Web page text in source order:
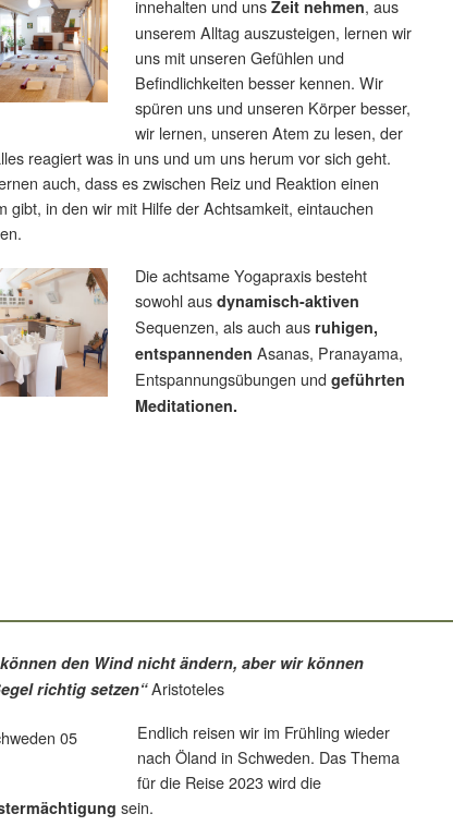
innehalten und uns Zeit nehmen, aus
unserem Alltag auszusteigen, lernen wir
uns mit unseren Gefühlen und
Befindlichkeiten besser kennen. Wir
spüren uns und unseren Körper besser,
wir lernen, unseren Atem zu lesen, der
reagiert was in uns und um uns herum vor sich geht.
auch, dass es zwischen Reiz und Reaktion einen
gibt, in den wir mit Hilfe der Achtsamkeit, eintauchen
Die achtsame Yogapraxis besteht
sowohl aus dynamisch-aktiven
Sequenzen, als auch aus ruhigen,
entspannenden Asanas, Pranayama,
Entspannungsübungen und geführten
Meditationen.
den Wind nicht ändern, aber wir können
richtig setzen“ Aristoteles
Endlich reisen wir im Frühling wieder
nach Öland in Schweden. Das Thema
für die Reise 2023 wird die
sein.